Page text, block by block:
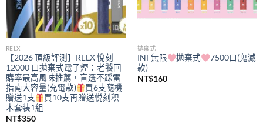
RELX
【2026 頂級評測】RELX 悅刻
12000 口拋棄式電子煙：老饕回
購率最高風味推薦，盲選不踩雷
指南大容量(充電款)
買6支隨機
贈送1支
買10支再贈送悦刻积
木套装1組
NT$350
拋棄式
INF無限 拋棄式
7500口(鬼滅
款)
NT$160